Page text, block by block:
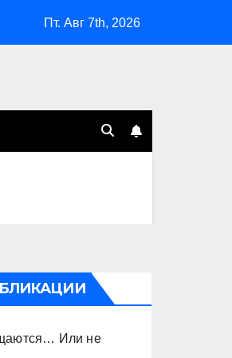
Оставить Путина одного
Пт. Авг 7th, 2026
Или не